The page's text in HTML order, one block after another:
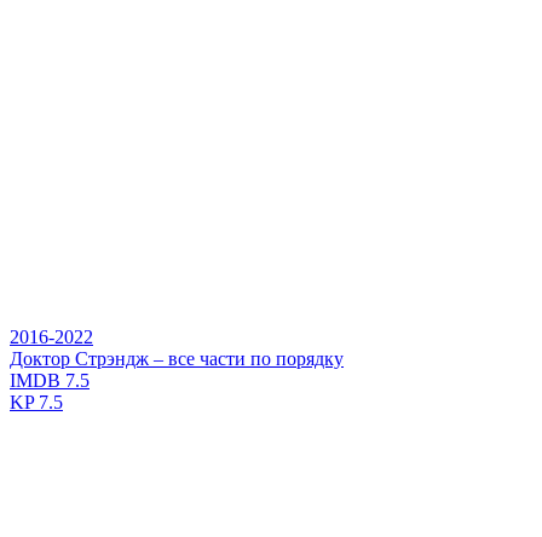
2016-2022
Доктор Стрэндж – все части по порядку
IMDB 7.5
KP7.5